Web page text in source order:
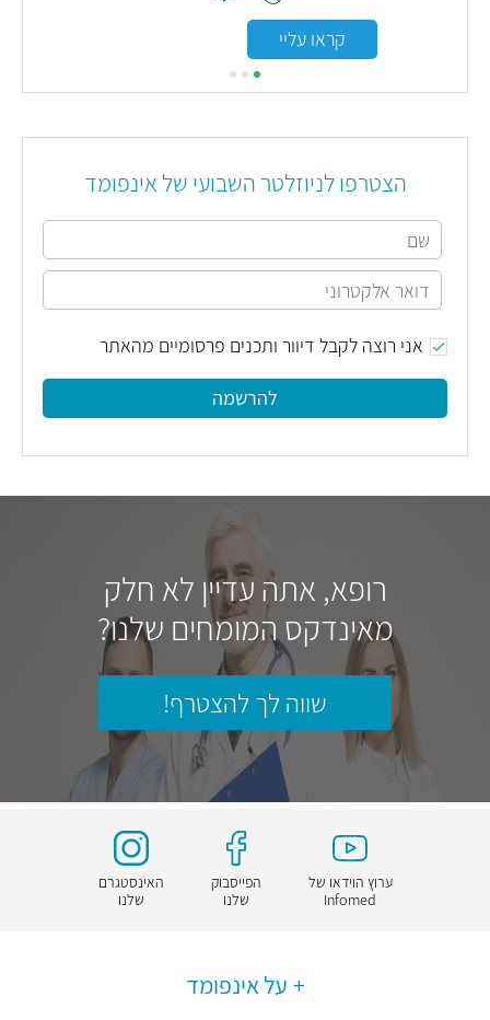
קראו עליי
הצטרפו לניוזלטר השבועי של אינפומד
אני רוצה לקבל דיוור ותכנים פרסומיים מהאתר
להרשמה
רופא, אתה עדיין לא חלק
מאינדקס המומחים שלנו?
שווה לך להצטרף!
ערוץ הוידאו של
Infomed
הפייסבוק
שלנו
האינסטגרם
שלנו
על אינפומד